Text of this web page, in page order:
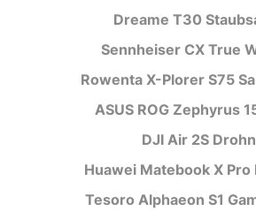
Dreame T30
Sennheiser CX True
Rowenta X-Plorer S75
ASUS ROG Zephyrus
DJI Air 2S
Huawei Matebook X
Tesoro Alphaeon S1